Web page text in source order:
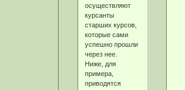
осуществляют
курсанты
старших курсов,
которые сами
успешно прошли
через нее.
Ниже, для
примера,
приводятся